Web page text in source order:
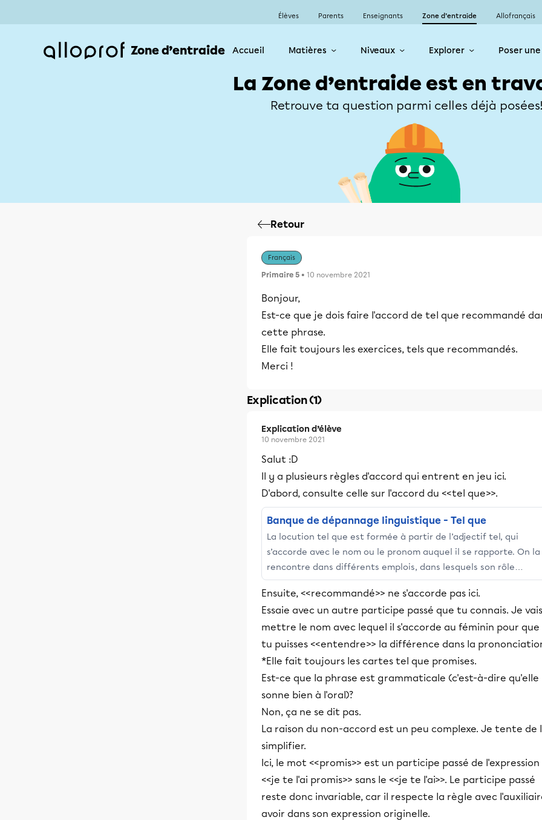
Élèves Parents Enseignants Zone d’entraide Allofrançais
Zone d’entraide Accueil Matières Niveaux Explorer Poser
La Zone d’entraide est en
Retrouve ta question parmi celles déjà
Retour
Français
Primaire 5 • 10 novembre 2021
Bonjour,
Est-ce que je dois faire l'accord de tel que recommandé
cette phrase.
Elle fait toujours les exercices, tels que recommandés.
Merci !
Explication (1)
Explication d’élève
10 novembre 2021
Salut :D
Il y a plusieurs règles d'accord qui entrent en jeu ici.
D'abord, consulte celle sur l'accord du <<tel que>>.
Banque de dépannage linguistique - Tel que
La locution tel que est formée à partir de l’adjectif tel, qui
s’accorde avec le nom ou le pronom auquel il se rapporte. On la
rencontre dans différents emplois, dans lesquels son rôle
équivaut à celui d’une conjonction. Tel que permet ainsi
d’introduire, dans une phrase, tantôt un nom ou plusieurs
tantôt une subordonnée.
Ensuite, <<recommandé>> ne s'accorde pas ici.
Essaie avec un autre participe passé que tu connais. Je vais
mettre le nom avec lequel il s'accorde au féminin pour que
tu puisses <<entendre>> la différence dans la
*Elle fait toujours les cartes tel que promises.
Est-ce que la phrase est grammaticale (c'est-à-dire qu'elle
sonne bien à l'oral)?
Non, ça ne se dit pas.
La raison du non-accord est un peu complexe. Je tente de
simplifier.
Ici, le mot <<promis>> est un participe passé de l'expression
<<je te l'ai promis>> sans le <<je te l'ai>>. Le participe passé
reste donc invariable, car il respecte la règle avec
avoir dans son expression originelle.